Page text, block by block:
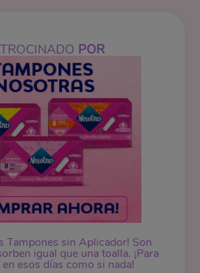
POR
Tampones sin Aplicador! Son
igual que una toalla. ¡Para
esos días como si nada!